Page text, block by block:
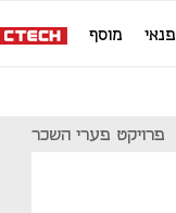
פנאי מוסף
פרויקט פערי השכר